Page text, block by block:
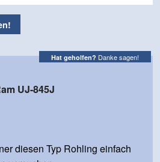
Hat geholfen? Danke sagen!
UJ-845J
diesen Typ Rohling einfach